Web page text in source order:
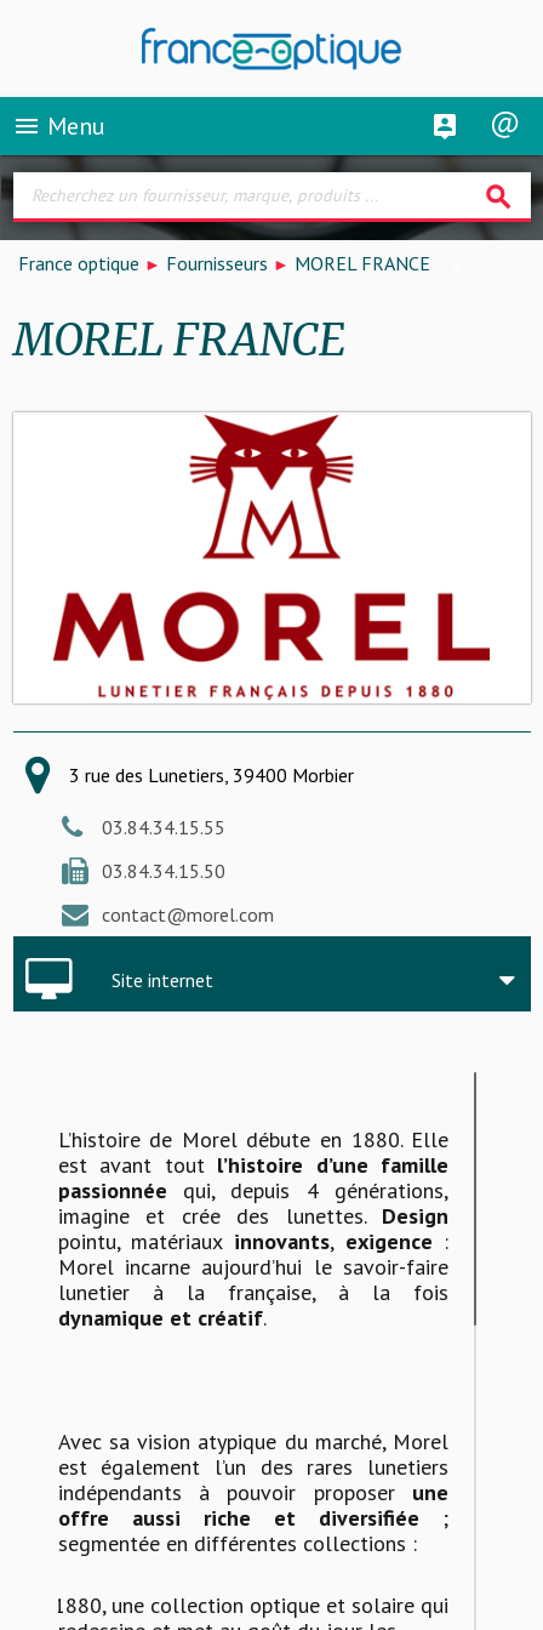
menu Menu
search
France optique Fournisseurs MOREL FRANCE
MOREL FRANCE
3 rue des Lunetiers, 39400 Morbier
03.84.34.15.55
03.84.34.15.50
contact@morel.com
Site internet
L’histoire de Morel débute en 1880. Elle
est avant tout l’histoire d’une famille
passionnée qui, depuis 4 générations,
imagine et crée des lunettes. Design
pointu, matériaux innovants, exigence :
Morel incarne aujourd’hui le savoir-faire
lunetier à la française, à la fois
dynamique et créatif.
Avec sa vision atypique du marché, Morel
est également l’un des rares lunetiers
indépendants à pouvoir proposer une
offre aussi riche et diversifiée ;
segmentée en différentes collections :
1880, une collection optique et solaire qui